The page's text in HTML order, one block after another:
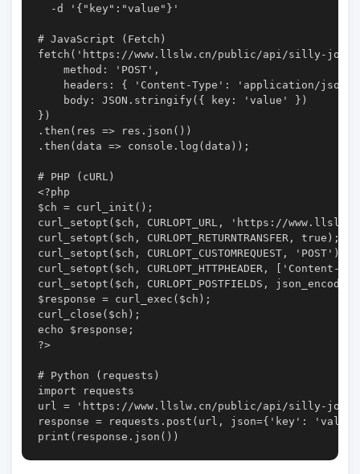
  -d '{"key":"value"}'
# JavaScript (Fetch)
fetch('https://www.llslw.cn/public/api/silly-
    method: 'POST',
headers: { 'Content-Type': 'application/json'
    body: JSON.stringify({ key: 'value' })
})
.then(res => res.json())
.then(data => console.log(data));
# PHP (cURL)
<?php
$ch = curl_init();
curl_setopt($ch, CURLOPT_URL, 'https://
curl_setopt($ch, CURLOPT_RETURNTRANSFER, true);
curl_setopt($ch, CURLOPT_CUSTOMREQUEST, 'POST');
curl_setopt($ch, CURLOPT_HTTPHEADER,
curl_setopt($ch, CURLOPT_POSTFIELDS,
$response = curl_exec($ch);
curl_close($ch);
echo $response;
?>
# Python (requests)
import requests
url = 'https://www.llslw.cn/public/api/silly-
response = requests.post(url, json={'key':